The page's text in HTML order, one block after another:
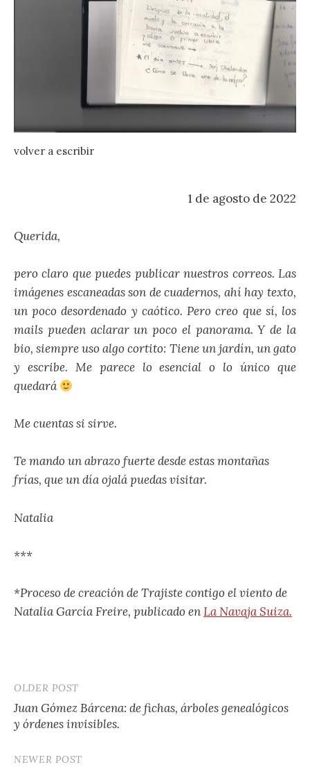
volver a escribir
1 de agosto de 2022
Querida,
pero claro que puedes publicar nuestros correos. Las
imágenes escaneadas son de cuadernos, ahí hay texto,
un poco desordenado y caótico. Pero creo que sí, los
mails pueden aclarar un poco el panorama. Y de la
bio, siempre uso algo cortito: Tiene un jardín, un gato
y escribe. Me parece lo esencial o lo único que
quedará
Me cuentas si sirve.
Te mando un abrazo fuerte desde estas montañas
frías, que un día ojalá puedas visitar.
Natalia
***
*Proceso de creación de Trajiste contigo el viento de
Natalia García Freire, publicado enLa Navaja Suiza.
Post
navigation
OLDER POST
Juan Gómez Bárcena: de fichas, árboles genealógicos
y órdenes invisibles.
NEWER POST